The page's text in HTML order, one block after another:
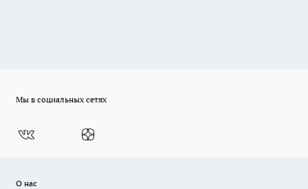
Мы в социальных сетях
О нас